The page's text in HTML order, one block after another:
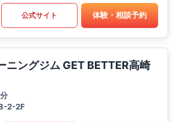
公式サイト 体験・相談予約
ニングジム GET BETTER高崎
2-2F